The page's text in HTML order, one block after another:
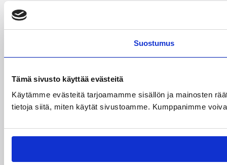
Suostumus
Tämä sivusto käyttää evästeitä
Käytämme evästeitä tarjoamamme sisällön ja mainosten
tietoja siitä, miten käytät sivustoamme. Kumppanimme